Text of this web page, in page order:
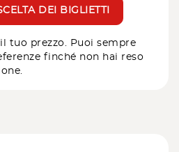
DEI BIGLIETTI
tuo prezzo. Puoi sempre
finché non hai reso